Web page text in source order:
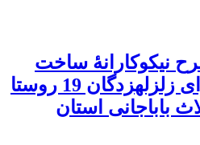
نیکوکارانۀ ساخت
507 دستگاه آغل، برای زلزلهزدگان 19 روستا
باباجانی استان